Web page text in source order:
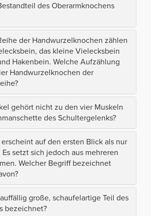
des Oberarmknochens
der Handwurzelknochen zählen
das kleine Vielecksbein
Hakenbein. Welche Aufzählung
Handwurzelknochen der
gehört nicht zu den vier Muskeln
des Schultergelenks?
auf den ersten Blick als nur
setzt sich jedoch aus mehreren
Welcher Begriff bezeichnet
große, schaufelartige Teil des
bezeichnet?